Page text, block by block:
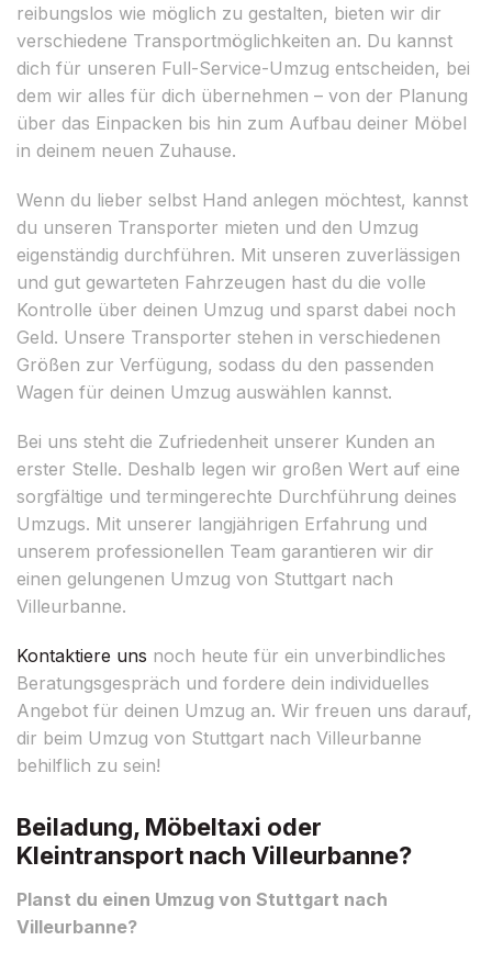
reibungslos wie möglich zu gestalten, bieten wir dir
verschiedene Transportmöglichkeiten an. Du kannst
dich für unseren Full-Service-Umzug entscheiden, bei
dem wir alles für dich übernehmen – von der Planung
über das Einpacken bis hin zum Aufbau deiner Möbel
in deinem neuen Zuhause.
Wenn du lieber selbst Hand anlegen möchtest, kannst
du unseren Transporter mieten und den Umzug
eigenständig durchführen. Mit unseren zuverlässigen
und gut gewarteten Fahrzeugen hast du die volle
Kontrolle über deinen Umzug und sparst dabei noch
Geld. Unsere Transporter stehen in verschiedenen
Größen zur Verfügung, sodass du den passenden
Wagen für deinen Umzug auswählen kannst.
Bei uns steht die Zufriedenheit unserer Kunden an
erster Stelle. Deshalb legen wir großen Wert auf eine
sorgfältige und termingerechte Durchführung deines
Umzugs. Mit unserer langjährigen Erfahrung und
unserem professionellen Team garantieren wir dir
einen gelungenen Umzug von Stuttgart nach
Villeurbanne.
Kontaktiere uns noch heute für ein unverbindliches
Beratungsgespräch und fordere dein individuelles
Angebot für deinen Umzug an. Wir freuen uns darauf,
dir beim Umzug von Stuttgart nach Villeurbanne
behilflich zu sein!
Beiladung, Möbeltaxi oder
Kleintransport nach Villeurbanne?
Planst du einen Umzug von Stuttgart nach
Villeurbanne?